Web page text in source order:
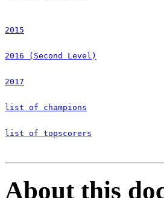
2015
2016 (Second Level)
2017
list of champions
list of topscorers
About this